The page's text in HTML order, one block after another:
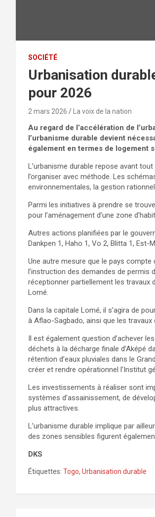
SOCIÉTÉ
Urbanisation
pour 2026
2 mars 2026 La voix de la nation
Au regard de l’accélération de
l’urbanisme durable devient
également en termes de logement
L’urbanisme durable repose avant
l’organiser avec méthode. Les
environnementales, la gestion
Parmi les initiatives à prendre se
pour l’aménagement d’une zone
Autres actions planifiées par le
Dankpen 1, Haho 1, Vo 2, Blitta 1,
Une autre mesure que le pays
l’instruction des demandes de permis
réceptionner partiellement les travaux
Lomé.
Dans la capitale Lomé, il s’agira de
à Aflao-Sagbado, ainsi que les
Il est également question d’achever
déchets à la décharge finale d’Aképé
rétention d’eaux pluviales dans le
créer et rendre opérationnel l’Institut
Les investissements à réaliser sont
systèmes d’assainissement, de
plus attractives.
L’urbanisme durable implique par
des zones sensibles figurent
DKS
Étiquettes: Togo, Urbanisation durable